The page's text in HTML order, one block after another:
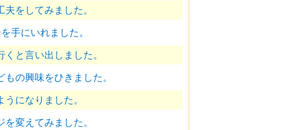
をしてみました。
手にいれました。
と言い出しました。
の興味をひきました。
になりました。
変えてみました。